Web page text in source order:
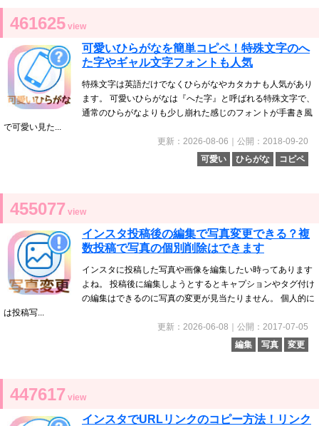
461625 view
可愛いひらがなを簡単コピペ！特殊文字のへ
た字やギャル文字フォントも人気
特殊文字は英語だけでなくひらがなやカタカナも人気があり
ます。 可愛いひらがなは『へた字』と呼ばれる特殊文字で、
通常のひらがなよりも少し崩れた感じのフォントが手書き風
で可愛い見た...
更新：2026-08-06｜公開：2018-09-20
可愛い
ひらがな コピペ
455077 view
インスタ投稿後の編集で写真変更できる？複
数投稿で写真の個別削除はできます
インスタに投稿した写真や画像を編集したい時ってあります
よね。 投稿後に編集しようとするとキャプションやタグ付け
の編集はできるのに写真の変更が見当たりません。 個人的に
は投稿写...
更新：2026-06-08｜公開：2017-07-05
編集
写真 変更
447617 view
インスタでURLリンクのコピー方法！リンク